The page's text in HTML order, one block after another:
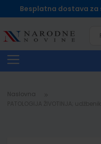
Besplatna dostava za
Naslovna